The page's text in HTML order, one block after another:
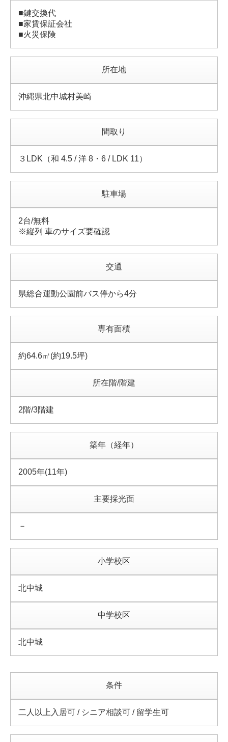
■鍵交換代
■家賃保証会社
■火災保険
所在地
沖縄県北中城村美崎
間取り
３LDK（和 4.5 / 洋 8・6 / LDK 11）
駐車場
2台/無料
※縦列 車のサイズ要確認
交通
県総合運動公園前バス停から4分
専有面積
約64.6㎡(約19.5坪)
所在階/階建
2階/3階建
築年（経年）
2005年(11年)
主要採光面
－
小学校区
北中城
中学校区
北中城
条件
二人以上入居可 / シニア相談可 / 留学生可